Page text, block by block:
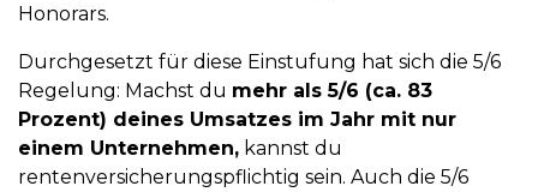
Honorars.
Durchgesetzt für diese Einstufung hat sich die 5/6
Regelung: Machst du mehr als 5/6 (ca. 83
Prozent) deines Umsatzes im Jahr mit nur
einem Unternehmen, kannst du
rentenversicherungspflichtig sein. Auch die 5/6